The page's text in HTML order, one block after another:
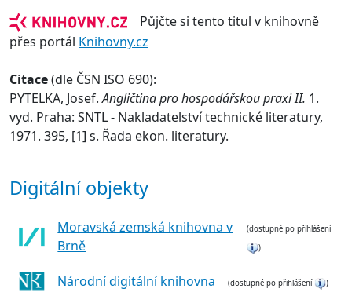
Půjčte si tento titul v knihovně
přes portál Knihovny.cz
Citace(dle ČSN ISO 690):
PYTELKA, Josef.Angličtina pro hospodářskou praxi II. 1.
vyd. Praha: SNTL - Nakladatelství technické literatury,
1971. 395, [1] s. Řada ekon. literatury.
Digitální objekty
Moravská zemská knihovna v
Brně
(dostupné po přihlášení
)
Národní digitální knihovna (dostupné po přihlášení )